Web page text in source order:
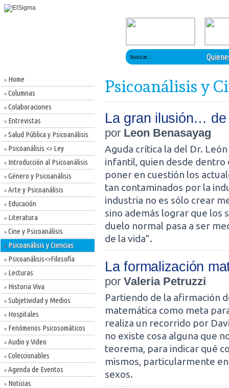
» Home
» Columnas
» Colaboraciones
» Entrevistas
» Salud Pública y Psicoanálisis
» Psicoanálisis <> Ley
» Introducción al Psicoanálisis
» Género y Psicoanálisis
» Arte y Psicoanálisis
» Educación
» Literatura
» Cine y Psicoanálisis
» Psicoanálisis y Ciencias
» Psicoanálisis<>Filosofía
» Lecturas
» Historia Viva
» Subjetividad y Medios
» Hospitales
» Fenómenos Psicosomáticos
» Audio y Video
» Coleccionables
» Agenda de Eventos
» Noticias
Psicoanálisis y
La gran ilusión…
por Leon Benasayag
Aguda crítica la del Dr.
infantil, quien desde dentro
poner en cuestión los
tan contaminados por la
industria no es sólo crear
sino además lograr que los
duelo normal pasa a ser
de la vida”.
La formalización
por Valeria Petruzzi
Partiendo de la afirmación
matemática como meta
realiza un recorrido por
no existe cosa alguna que
teorema, para indicar qué
mismos, particularmente
sexos.